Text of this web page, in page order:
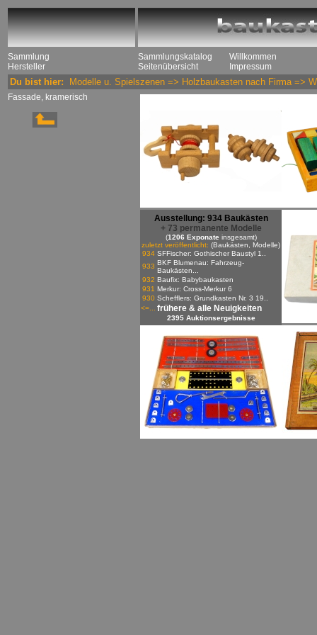
Sammlung
Hersteller
Sammlungskatalog
Seitenübersicht
Willkommen
Impressum
Du bist hier: Modelle u. Spielszenen => Holzbaukasten nach Firma =>
Fassade, kramerisch
Ausstellung: 934 Baukästen
+ 73 permanente Modelle
(1206 Exponate insgesamt)
zuletzt veröffentlicht: (Baukästen, Modelle)
934 SFFischer: Gothischer Baustyl 1..
933 BKF Blumenau: Fahrzeug-
Baukästen...
932 Baufix: Babybaukasten
931 Merkur: Cross-Merkur 6
930 Schefflers: Grundkasten Nr. 3 19..
<=...
frühere & alle Neuigkeiten
2395 Auktionsergebnisse